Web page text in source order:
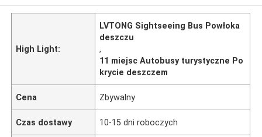
High Light:
LVTONG Sightseeing Bus Powłoka
deszczu
,
11 miejsc Autobusy turystyczne Po
krycie deszczem
Cena Zbywalny
Czas dostawy 10-15 dni roboczych